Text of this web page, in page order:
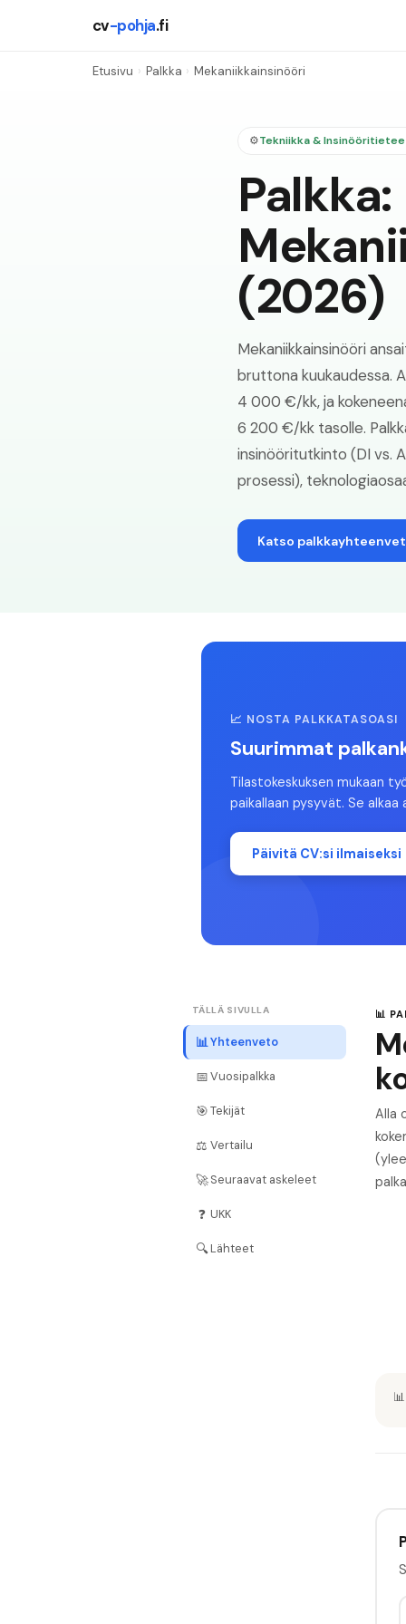
cv-pohja.fi
Etusivu › Palkka › Mekaniikkainsinööri
⚙️Tekniikka &
Palkka:
(2026)
Mekaniikkainsinööri
bruttona kuukaudessa.
4 000 €/kk, ja
6 200 €/kk tasolle.
insinööritutkinto (DI vs.
prosessi),
Katso
📈 NOSTA PALKKATASOASI
Suurimmat
Tilastokeskuksen mukaan
paikallaan pysyvät. Se
Päivitä CV:si
TÄLLÄ SIVULLA
📊Yhteenveto
📅Vuosipalkka
🎯Tekijät
⚖️ Vertailu
🚀Seuraavat askeleet
❓ UKK
🔍 Lähteet
📊
Alla